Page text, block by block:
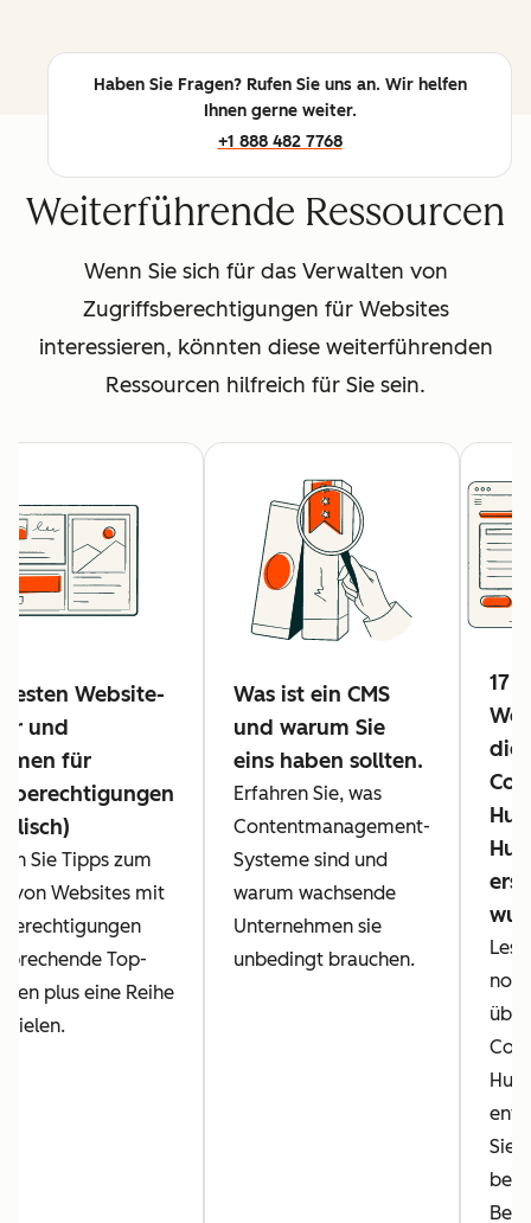
Haben Sie Fragen? Rufen Sie uns an. Wir helfen
Ihnen gerne weiter.
+1 888 482 7768
Weiterführende Ressourcen
Wenn Sie sich für das Verwalten von
Zugriffsberechtigungen für Websites
interessieren, könnten diese weiterführenden
Ressourcen hilfreich für Sie sein.
Website-
und
für
Sie Tipps zum
von Websites mit
Top-
plus eine Reihe
Was ist ein CMS
und warum Sie
eins haben sollten.
Erfahren Sie, was
Contentmanagement-
Systeme sind und
warum wachsende
Unternehmen sie
unbedingt brauchen.
17
die
über
Hub
Sie